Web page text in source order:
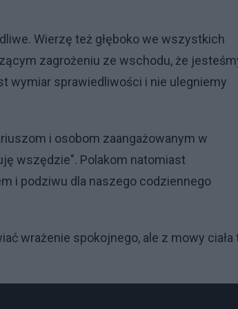
Wierzę też głęboko we wszystkich
zagrożeniu ze wschodu, że
wymiar sprawiedliwości i nie ulegniemy
i osobom zaangażowanym w
wszędzie". Polakom natomiast
i podziwu dla naszego codziennego
wrażenie spokojnego, ale z mowy ciała